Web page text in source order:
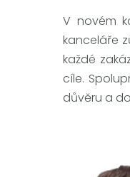
V novém
kanceláře
každé
cíle.
důvěru a